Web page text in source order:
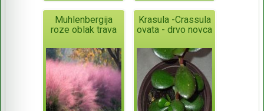
Muhlenbergija
roze oblak trava
Krasula -Crassula
ovata - drvo novca